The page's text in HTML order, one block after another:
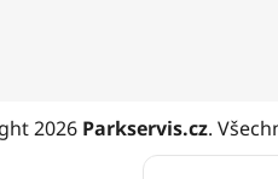
2026 Parkservis.cz.